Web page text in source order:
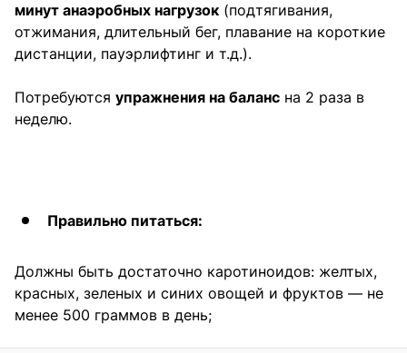
минут анаэробных нагрузок (подтягивания,
отжимания, длительный бег, плавание на короткие
дистанции, пауэрлифтинг и т.д.).
Потребуются упражнения на баланс на 2 раза в
неделю.
Правильно питаться:
Должны быть достаточно каротиноидов: желтых,
красных, зеленых и синих овощей и фруктов — не
менее 500 граммов в день;